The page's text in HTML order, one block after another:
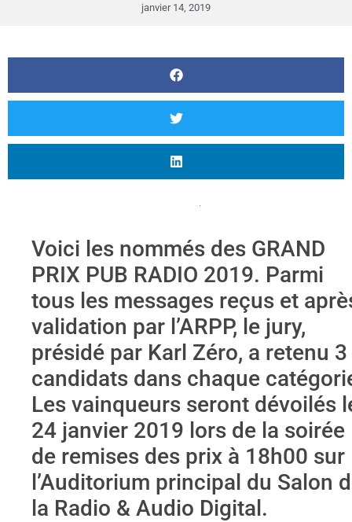
janvier 14, 2019
Voici les nommés des GRAND
PRIX PUB RADIO 2019. Parmi
tous les messages reçus et
validation par l’ARPP, le jury,
présidé par Karl Zéro, a retenu 3
candidats dans chaque
Les vainqueurs seront dévoilés
24 janvier 2019 lors de la soirée
de remises des prix à 18h00 sur
l’Auditorium principal du Salon
la Radio & Audio Digital.